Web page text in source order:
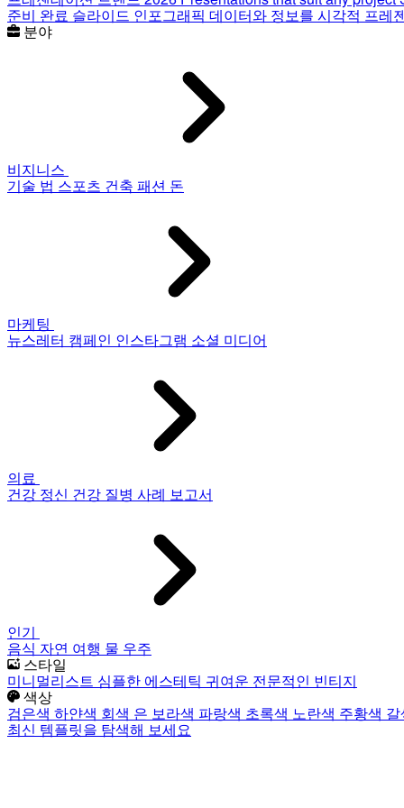
준비 완료 슬라이드 인포그래픽 데이터와 정보를 시각적 프레
분야
비지니스
기술 법 스포츠 건축 패션 돈
마케팅
뉴스레터 캠페인 인스타그램 소셜 미디어
의료
건강 정신 건강 질병 사례 보고서
인기
음식 자연 여행 물 우주
스타일
미니멀리스트 심플한 에스테틱 귀여운 전문적인 빈티지
색상
검은색 하얀색 회색 은 보라색 파랑색 초록색 노란색 주황색
최신 템플릿을 탐색해 보세요